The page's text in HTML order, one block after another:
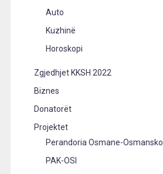
Auto
Kuzhinë
Horoskopi
Zgjedhjet KKSH 2022
Biznes
Donatorët
Projektet
Perandoria Osmane-
PAK-OSI